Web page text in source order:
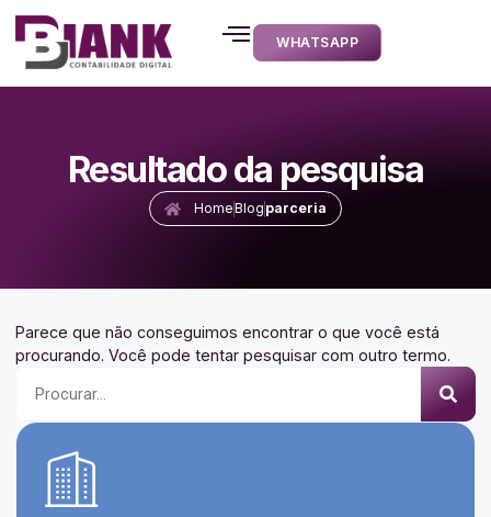
WHATSAPP
Resultado da pesquisa
HomeBlog parceria
Parece que não conseguimos encontrar o que você está
procurando. Você pode tentar pesquisar com outro termo.